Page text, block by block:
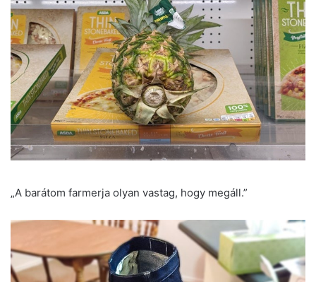
„A barátom farmerja olyan vastag, hogy megáll.”